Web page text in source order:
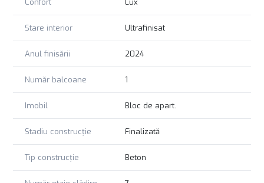
Confort Lux
Stare interior Ultrafinisat
Anul finisării 2024
Număr balcoane 1
Imobil Bloc de apart.
Stadiu construcție Finalizată
Tip construcție Beton